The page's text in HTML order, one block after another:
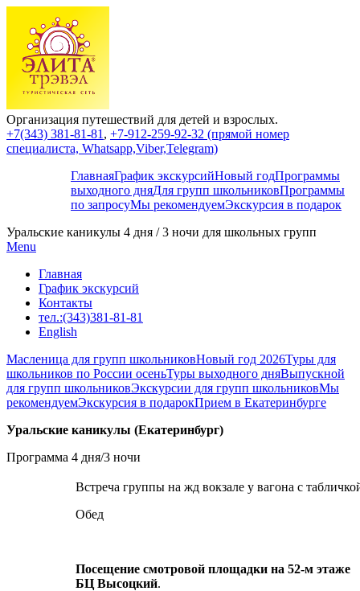
Организация путешествий для детей и взрослых.
+7(343) 381-81-81 , +7-912-259-92-32 (прямой номер
специалиста, Whatsapp,Viber,Telegram)
ГлавнаяГрафик экскурсийНовый годПрограммы
выходного дняДля групп школьниковПрограммы
по запросуМы рекомендуемЭкскурсия в подарок
Уральские каникулы 4 дня / 3 ночи для школьных групп
Menu
Главная
График экскурсий
Контакты
тел.:(343)381-81-81
English
Масленица для групп школьниковНовый год 2026Туры для
школьников по России осеньТуры выходного дняВыпускной
для групп школьниковЭкскурсии для групп школьниковМы
рекомендуемЭкскурсия в подарокПрием в Екатеринбурге
Уральские каникулы (Екатеринбург)
Программа 4 дня/3 ночи
Встреча группы на жд вокзале у вагона с
Обед
Посещение смотровой площадки на 52-м этаже
БЦ Высоцкий.